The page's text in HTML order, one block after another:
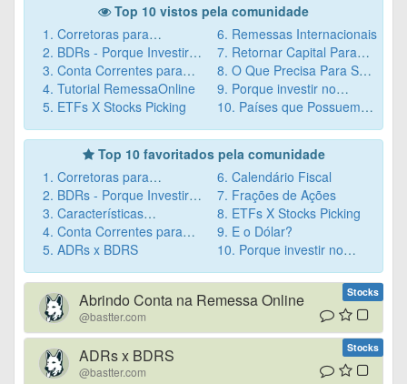
Top 10 vistos pela comunidade
1. Corretoras para
Investimento no Exterior
que aceitam não residentes
2. BDRs - Porque Investir
Nelas Não Vale A Pena
3. Conta Correntes para
Não-Residentes no Exterior
4. Tutorial RemessaOnline
5. ETFs X Stocks Picking
6. Remessas Internacionais
7. Retornar Capital Para
Brasil.
8. O Que Precisa Para Se
Investir no Exterior? E
Quais Documentos
9. Porque investir no
exterior ?
10. Países que Possuem
Top 10 favoritados pela comunidade
1. Corretoras para
Investimento no Exterior
que aceitam não residentes
2. BDRs - Porque Investir
Nelas Não Vale A Pena
3. Características
Necessárias para
Investimento no Exterior
4. Conta Correntes para
Não-Residentes no Exterior
5. ADRs x BDRS
6. Calendário Fiscal
7. Frações de Ações
8. ETFs X Stocks Picking
9. E o Dólar?
10. Porque investir no
Stocks
Abrindo Conta na Remessa Online
@bastter.com
Stocks
ADRs x BDRS
@bastter.com